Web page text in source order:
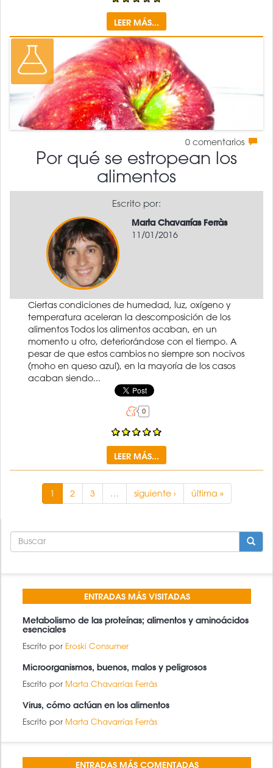
LEER MÁS...
0 comentarios
Por qué se estropean los
alimentos
Escrito por:
Marta Chavarrías Ferràs
11/01/2016
Ciertas condiciones de humedad, luz, oxígeno y
temperatura aceleran la descomposición de los
alimentos Todos los alimentos acaban, en un
momento u otro, deteriorándose con el tiempo. A
pesar de que estos cambios no siempre son nocivos
(moho en queso azul), en la mayoría de los casos
acaban siendo...
LEER MÁS...
1 2 3 … siguiente › última »
FORMULARIO
DE
ENTRADAS MÁS VISITADAS
Metabolismo de las proteínas; alimentos y aminoácidos
esenciales
Escrito por Eroski Consumer
Microorganismos, buenos, malos y peligrosos
Escrito por Marta Chavarrías Ferràs
Virus, cómo actúan en los alimentos
Escrito por Marta Chavarrías Ferràs
ENTRADAS MÁS COMENTADAS